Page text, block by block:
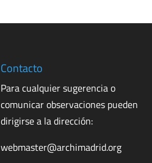
Contacto
Para cualquier sugerencia o
comunicar observaciones pueden
dirigirse a la dirección:
webmaster@archimadrid.org